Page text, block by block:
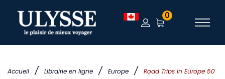
Accueil / Librairie en ligne / Europe /
Road Trips in Europe 50
0